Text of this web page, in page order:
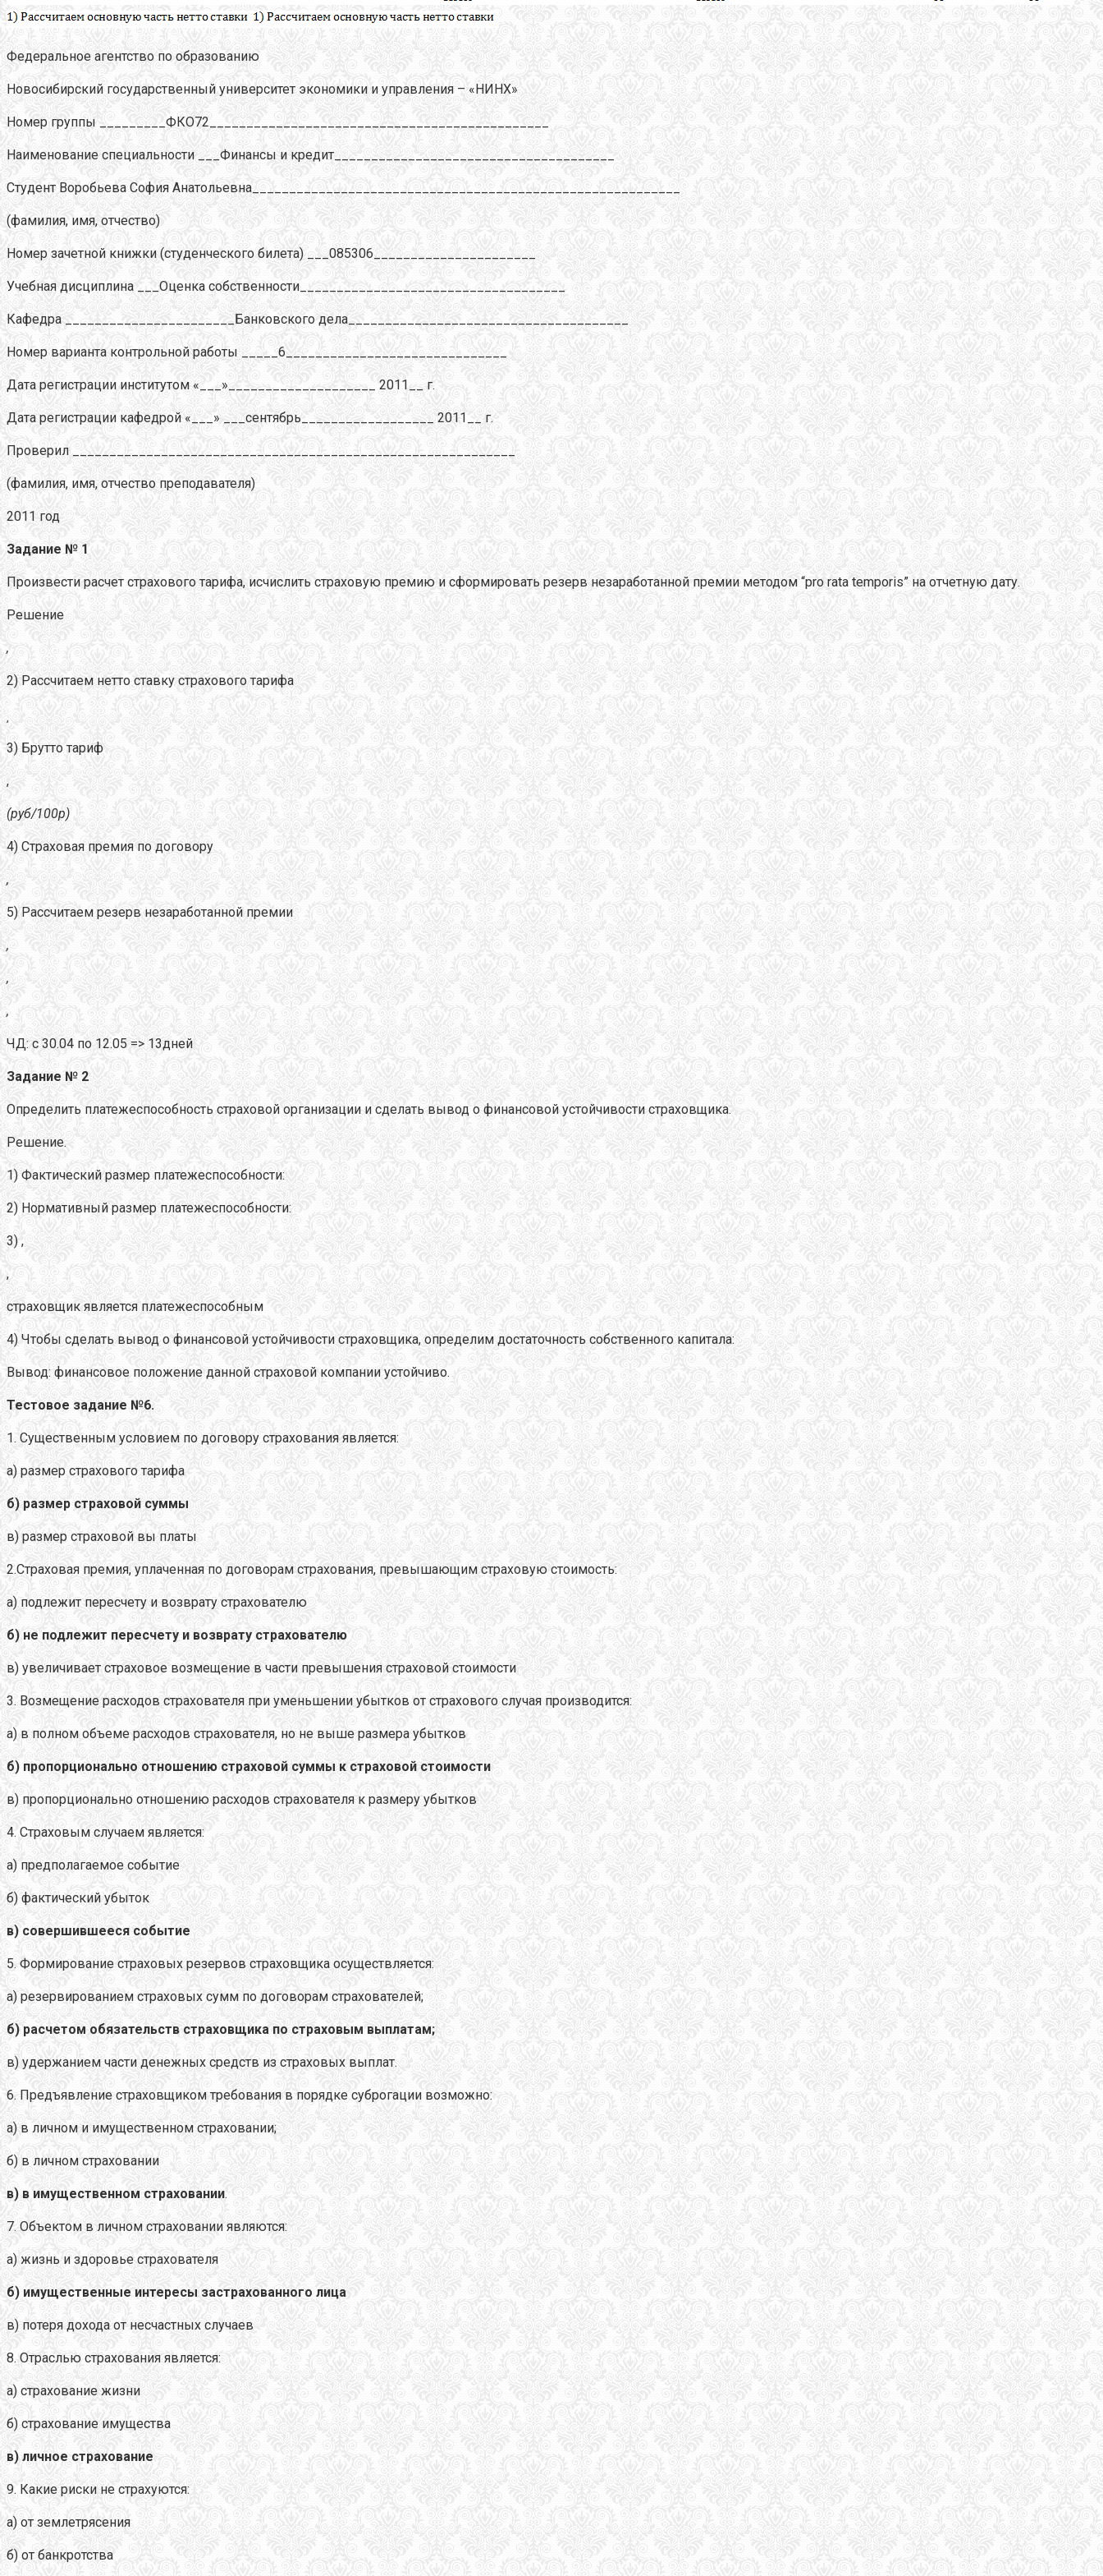
Федеральное агентство по образованию
Новосибирский государственный университет экономики и управления – «НИНХ»
Номер группы _________ФКО72______________________________________________
Наименование специальности ___Финансы и кредит______________________________________
Студент Воробьева София Анатольевна__________________________________________________________
(фамилия, имя, отчество)
Номер зачетной книжки (студенческого билета) ___085306______________________
Учебная дисциплина ___Оценка собственности____________________________________
Кафедра _______________________Банковского дела______________________________________
Номер варианта контрольной работы _____6______________________________
Дата регистрации институтом «___»____________________ 2011__ г.
Дата регистрации кафедрой «___» ___сентябрь__________________ 2011__ г.
Проверил ____________________________________________________________
(фамилия, имя, отчество преподавателя)
2011 год
Задание № 1
Произвести расчет страхового тарифа, исчислить страховую премию и сформировать резерв незаработанной премии методом “pro rata temporis” на отчетную дату.
Решение
,
2) Рассчитаем нетто ставку страхового тарифа
,
3) Брутто тариф
,
(руб/100р)
4) Страховая премия по договору
,
5) Рассчитаем резерв незаработанной премии
,
,
,
ЧД: с 30.04 по 12.05 => 13дней
Задание № 2
Определить платежеспособность страховой организации и сделать вывод о финансовой устойчивости страховщика.
Решение.
1) Фактический размер платежеспособности:
2) Нормативный размер платежеспособности:
3) ,
,
страховщик является платежеспособным
4) Чтобы сделать вывод о финансовой устойчивости страховщика, определим достаточность собственного капитала:
Вывод: финансовое положение данной страховой компании устойчиво.
Тестовое задание №6.
1. Существенным условием по договору страхования является:
а) размер страхового тарифа
б) размер страховой суммы
в) размер страховой вы платы
2.Страховая премия, уплаченная по договорам страхования, превышающим страховую стоимость:
а) подлежит пересчету и возврату страхователю
б) не подлежит пересчету и возврату страхователю
в) увеличивает страховое возмещение в части превышения страховой стоимости
3. Возмещение расходов страхователя при уменьшении убытков от страхового случая производится:
а) в полном объеме расходов страхователя, но не выше размера убытков
б) пропорционально отношению страховой суммы к страховой стоимости
в) пропорционально отношению расходов страхователя к размеру убытков
4. Страховым случаем является:
а) предполагаемое событие
б) фактический убыток
в) совершившееся событие
5. Формирование страховых резервов страховщика осуществляется:
а) резервированием страховых сумм по договорам страхователей;
б) расчетом обязательств страховщика по страховым выплатам;
в) удержанием части денежных средств из страховых выплат.
6. Предъявление страховщиком требования в порядке суброгации возможно:
а) в личном и имущественном страховании;
б) в личном страховании
в) в имущественном страховании.
7. Объектом в личном страховании являются:
а) жизнь и здоровье страхователя
б) имущественные интересы застрахованного лица
в) потеря дохода от несчастных случаев
8. Отраслью страхования является:
а) страхование жизни
б) страхование имущества
в) личное страхование
9. Какие риски не страхуются:
а) от землетрясения
б) от банкротства